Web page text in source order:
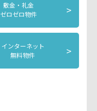
敷金・礼金
ゼロゼロ物件
>
インターネット
無料物件
>